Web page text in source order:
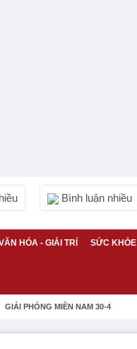
Bình luận nhiều
HÓA - GIẢI TRÍ SỨC KHỎE
GIẢI PHÓNG MIỀN NAM 30-4